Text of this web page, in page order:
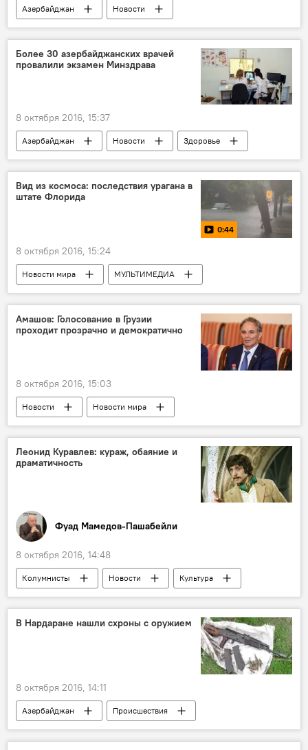
Азербайджан Новости
Более 30 азербайджанских врачей
провалили экзамен Минздрава
8 октября 2016, 15:37
Азербайджан Новости
Здоровье
ЖИЗНЬ
Вид из космоса: последствия урагана в
штате Флорида
0:44
8 октября 2016, 15:24
Новости мира
МУЛЬТИМЕДИА
Видео
ЖИЗНЬ
США
штат Флорида
ураган "Мэтью"
Амашов: Голосование в Грузии
проходит прозрачно и демократично
8 октября 2016, 15:03
Новости Новости мира
Леонид Куравлев: кураж, обаяние и
драматичность
Фуад Мамедов-Пашабейли
8 октября 2016, 14:48
Колумнисты Новости
Культура
Россия
ЖИЗНЬ
В Нардаране нашли схроны с оружием
8 октября 2016, 14:11
Азербайджан
Происшествия
Новости
ЖИЗНЬ